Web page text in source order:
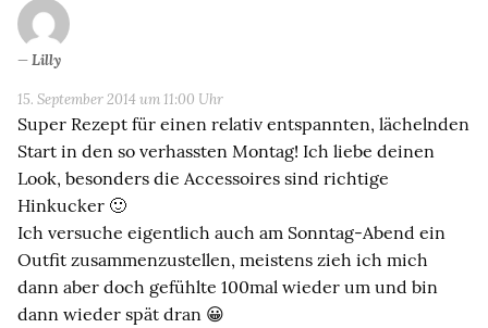
Lilly
15. September 2014 um 11:00 Uhr
Super Rezept für einen relativ entspannten, lächelnden
Start in den so verhassten Montag! Ich liebe deinen
Look, besonders die Accessoires sind richtige
Hinkucker 🙂
Ich versuche eigentlich auch am Sonntag-Abend ein
Outfit zusammenzustellen, meistens zieh ich mich
dann aber doch gefühlte 100mal wieder um und bin
dann wieder spät dran 😀